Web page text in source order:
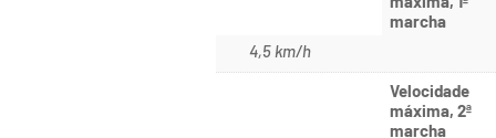
marcha
4,5 km/h
Velocidade
máxima, 2ª
marcha